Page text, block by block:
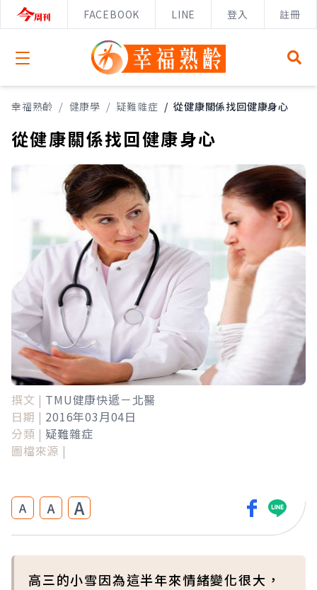
FACEBOOK LINE 登入 註冊
Open menu
幸福熟齡 / 健康學 / 疑難雜症 / 從健康關係找回健康身心
從健康關係找回健康身心
撰文 | TMU健康快遞－北醫
日期 | 2016年03月04日
分類 | 疑難雜症
圖檔來源 |
A A A
高三的小雪因為這半年來情緒變化很大，